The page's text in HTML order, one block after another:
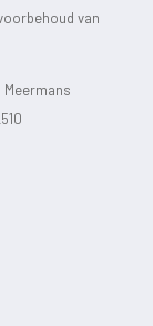
van
Meermans